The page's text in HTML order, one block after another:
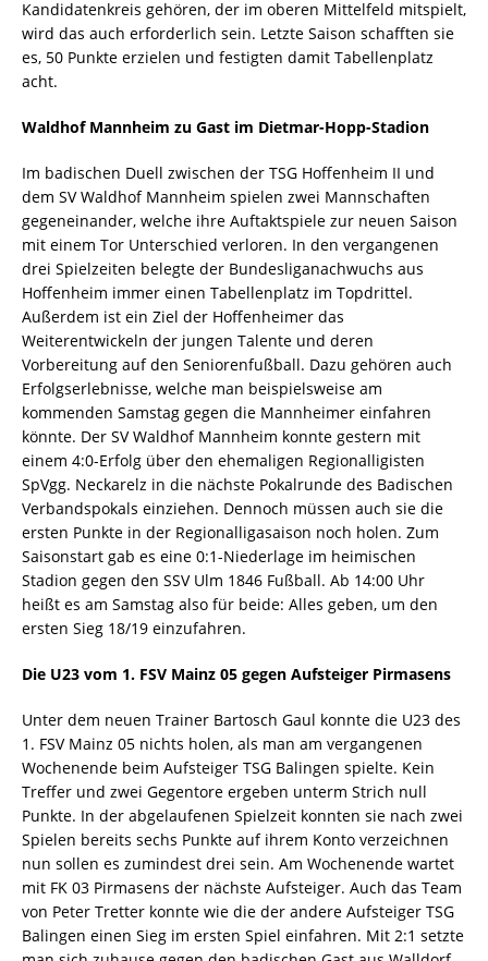
Kandidatenkreis gehören, der im oberen Mittelfeld mitspielt,
wird das auch erforderlich sein. Letzte Saison schafften sie
es, 50 Punkte erzielen und festigten damit Tabellenplatz
acht.
Waldhof Mannheim zu Gast im Dietmar-Hopp-Stadion
Im badischen Duell zwischen der TSG Hoffenheim II und
dem SV Waldhof Mannheim spielen zwei Mannschaften
gegeneinander, welche ihre Auftaktspiele zur neuen Saison
mit einem Tor Unterschied verloren. In den vergangenen
drei Spielzeiten belegte der Bundesliganachwuchs aus
Hoffenheim immer einen Tabellenplatz im Topdrittel.
Außerdem ist ein Ziel der Hoffenheimer das
Weiterentwickeln der jungen Talente und deren
Vorbereitung auf den Seniorenfußball. Dazu gehören auch
Erfolgserlebnisse, welche man beispielsweise am
kommenden Samstag gegen die Mannheimer einfahren
könnte. Der SV Waldhof Mannheim konnte gestern mit
einem 4:0-Erfolg über den ehemaligen Regionalligisten
SpVgg. Neckarelz in die nächste Pokalrunde des Badischen
Verbandspokals einziehen. Dennoch müssen auch sie die
ersten Punkte in der Regionalligasaison noch holen. Zum
Saisonstart gab es eine 0:1-Niederlage im heimischen
Stadion gegen den SSV Ulm 1846 Fußball. Ab 14:00 Uhr
heißt es am Samstag also für beide: Alles geben, um den
ersten Sieg 18/19 einzufahren.
Die U23 vom 1. FSV Mainz 05 gegen Aufsteiger Pirmasens
Unter dem neuen Trainer Bartosch Gaul konnte die U23 des
1. FSV Mainz 05 nichts holen, als man am vergangenen
Wochenende beim Aufsteiger TSG Balingen spielte. Kein
Treffer und zwei Gegentore ergeben unterm Strich null
Punkte. In der abgelaufenen Spielzeit konnten sie nach zwei
Spielen bereits sechs Punkte auf ihrem Konto verzeichnen 
nun sollen es zumindest drei sein. Am Wochenende wartet
mit FK 03 Pirmasens der nächste Aufsteiger. Auch das Team
von Peter Tretter konnte wie die der andere Aufsteiger TSG
Balingen einen Sieg im ersten Spiel einfahren. Mit 2:1 setzte